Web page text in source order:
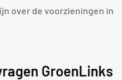
over de voorzieningen in
GroenLinks